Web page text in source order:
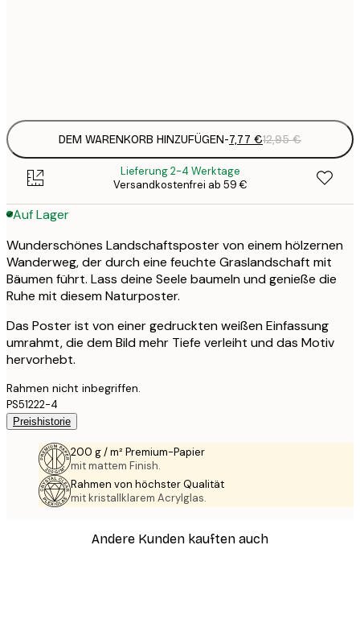
DEM WARENKORB HINZUFÜGEN-7,77 €12,95 €
Lieferung 2-4 Werktage
Versandkostenfrei ab 59 €
Auf Lager
Wunderschönes Landschaftsposter von einem hölzernen
Wanderweg, der durch eine feuchte Graslandschaft mit
Bäumen führt. Lass deine Seele baumeln und genieße die
Ruhe mit diesem Naturposter.
Das Poster ist von einer gedruckten weißen Einfassung
umrahmt, die dem Bild mehr Tiefe verleiht und das Motiv
hervorhebt.
Rahmen nicht inbegriffen.
PS51222-4
Preishistorie
200 g / m² Premium-Papier
mit mattem Finish.
Rahmen von höchster Qualität
mit kristallklarem Acrylglas.
Andere Kunden kauften auch